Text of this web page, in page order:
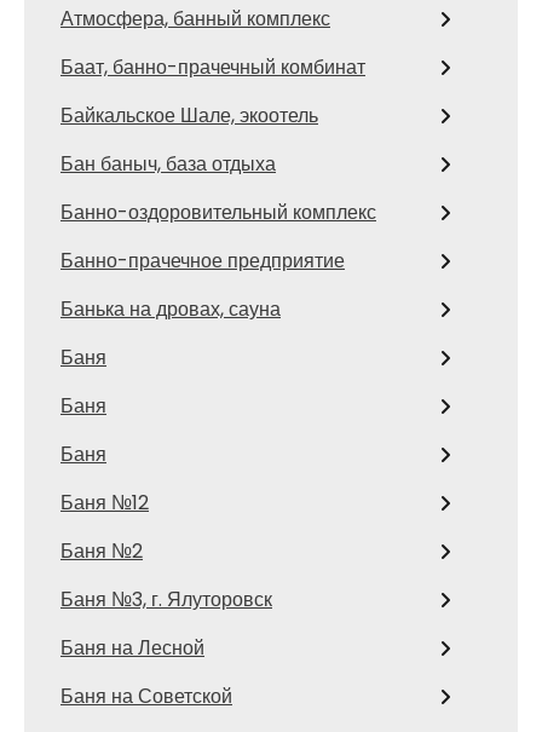
Атмосфера, банный комплекс
Баат, банно-прачечный комбинат
Байкальское Шале, экоотель
Бан баныч, база отдыха
Банно-оздоровительный комплекс
Банно-прачечное предприятие
Банька на дровах, сауна
Баня
Баня
Баня
Баня №12
Баня №2
Баня №3, г. Ялуторовск
Баня на Лесной
Баня на Советской